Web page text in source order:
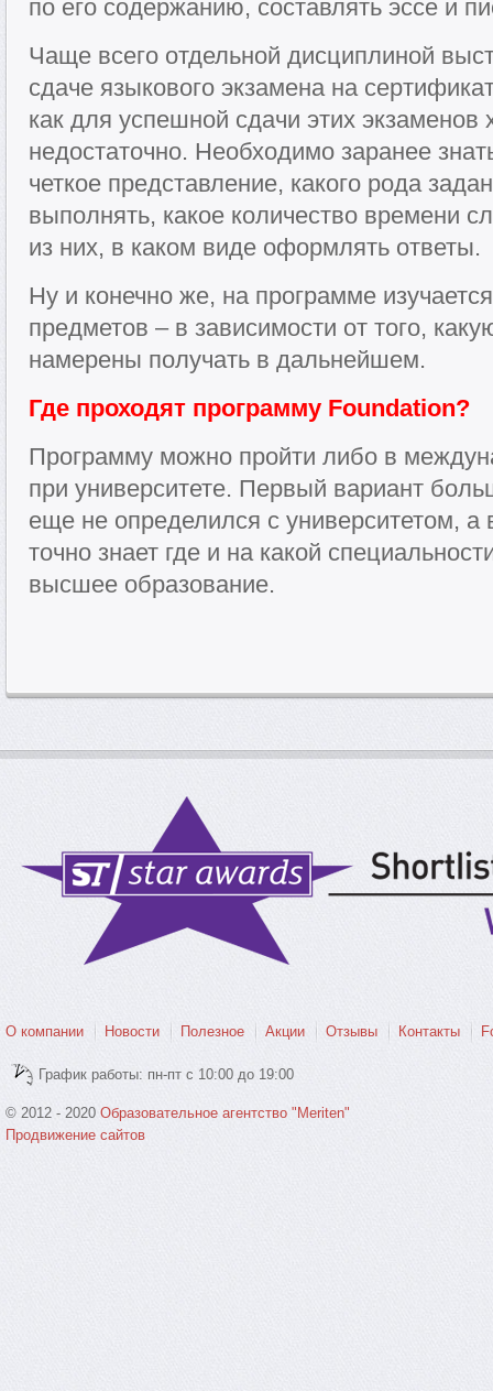
по его содержанию, составлять эссе и
Чаще всего отдельной дисциплиной
сдаче языкового экзамена на
как для успешной сдачи этих
недостаточно. Необходимо заранее
четкое представление, какого рода
выполнять, какое количество времени
из них, в каком виде оформлять ответы.
Ну и конечно же, на программе
предметов – в зависимости от того,
намерены получать в дальнейшем.
Где проходят программу Foundation?
Программу можно пройти либо в
при университете. Первый вариант
еще не определился с университетом, а
точно знает где и на какой
высшее образование.
О компании Новости Полезное Акции Отзывы Контакты
График работы: пн-пт с 10:00 до 19:00
© 2012 - 2020 Образовательное агентство "Meriten"
Продвижение сайтов